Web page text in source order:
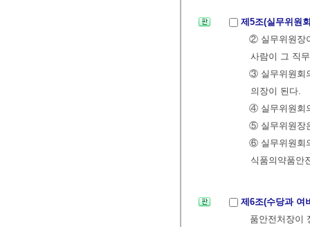
제5조(실무위원
② 실무위원장
사람이 그 직
③ 실무위원회
의장이 된다.
④ 실무위원회
⑤ 실무위원장
⑥ 실무위원회
식품의약품안
제6조(수당과 여
품안전처장이